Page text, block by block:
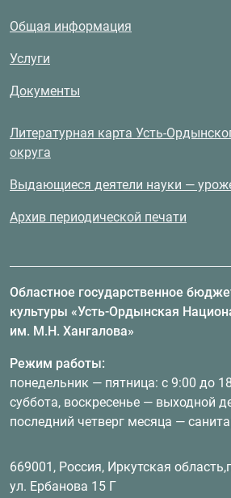
Общая информация
Услуги
Документы
Литературная карта Усть-
округа
Выдающиеся деятели науки —
Архив периодической печати
Областное государственное
культуры «Усть-Ордынская
им. М.Н. Хангалова»
Режим работы:
понедельник — пятница: с 9:00 до
суббота, воскресенье — выходной
последний четверг месяца —
669001, Россия, Иркутская
ул. Ербанова 15 Г